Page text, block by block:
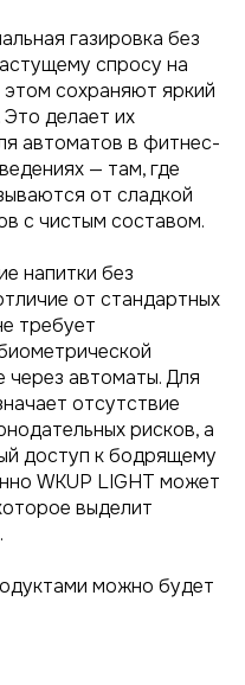
газировка без
спросу на
сохраняют яркий
делает их
автоматов в фитнес-
— там, где
от сладкой
с чистым составом.
напитки без
от стандартных
требует
автоматы. Для
отсутствие
рисков, а
доступ к бодрящему
WKUP LIGHT может
выделит
можно будет